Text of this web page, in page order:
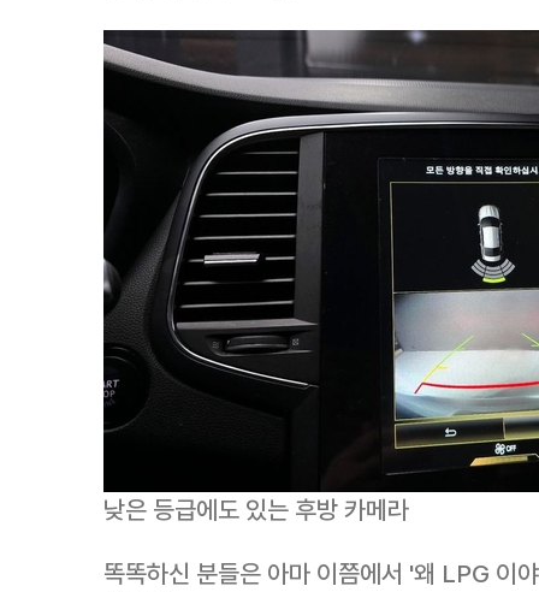
낮은 등급에도 있는 후방 카메라
똑똑하신 분들은 아마 이쯤에서 '왜 LPG 이